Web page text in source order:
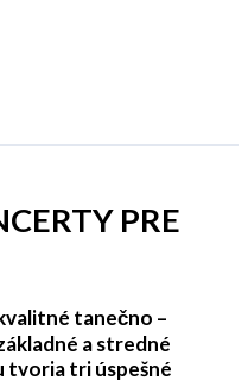
PRE
tanečno –
a stredné
tvoria tri úspešné